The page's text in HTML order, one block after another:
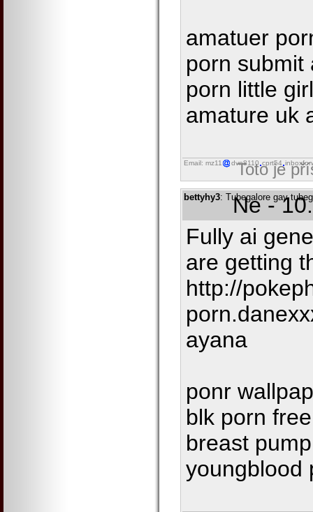
amatuer
porn submit
porn little
amature uk
Email: mz11 dvn8110 cprt54
Toto je
bettyhy3: Tubegalore gay
Ne -
Fully ai
are getting
http://
ayana
ponr
blk porn
breast
youngblood